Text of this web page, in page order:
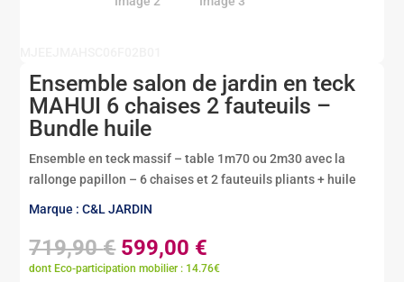
Ensemble salon de jardin en teck
MAHUI 6 chaises 2 fauteuils –
Bundle huile
Ensemble en teck massif – table 1m70 ou 2m30 avec la
rallonge papillon – 6 chaises et 2 fauteuils pliants + huile
Marque : C&L JARDIN
719,90€ Le
prix
599,00 €
prix
dont Eco-participation mobilier : 14.76€